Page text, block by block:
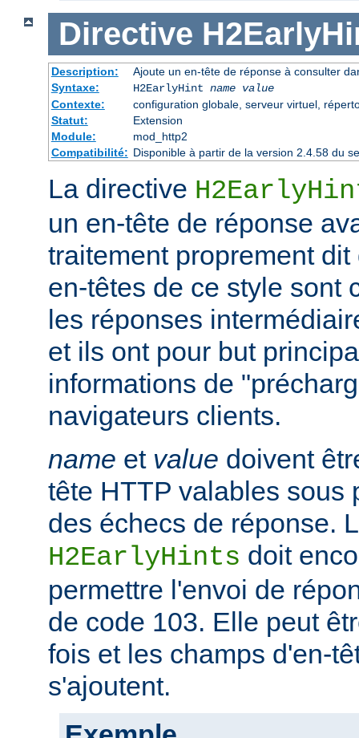
Directive
Description:
Ajoute un en-tête de réponse à consulter
Syntaxe:
H2EarlyHint name value
Contexte:
configuration globale, serveur virtuel,
Statut:
Extension
Module:
mod_http2
Compatibilité: Disponible à partir de la version 2.4.58 du
La directive
un en-tête de réponse
traitement proprement
en-têtes de ce style sont
les réponses
et ils ont pour but
informations de
navigateurs clients.
name et value doivent
tête HTTP valables sous
des échecs de réponse.
H2EarlyHints doit
permettre l'envoi de
de code 103. Elle peut
fois et les champs d'en-
s'ajoutent.